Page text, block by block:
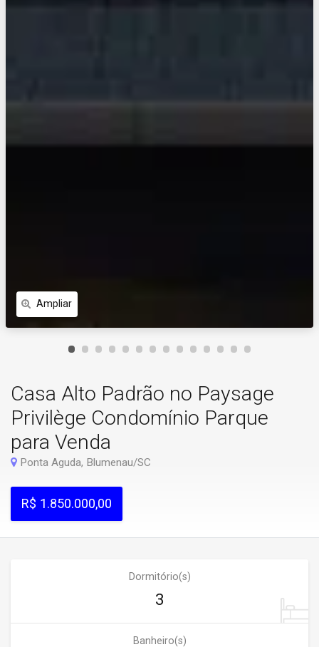
Ampliar
Casa Alto Padrão no Paysage
Privilège Condomínio Parque
para Venda
Ponta Aguda, Blumenau/SC
R$ 1.850.000,00
Dormitório(s)
3
Banheiro(s)